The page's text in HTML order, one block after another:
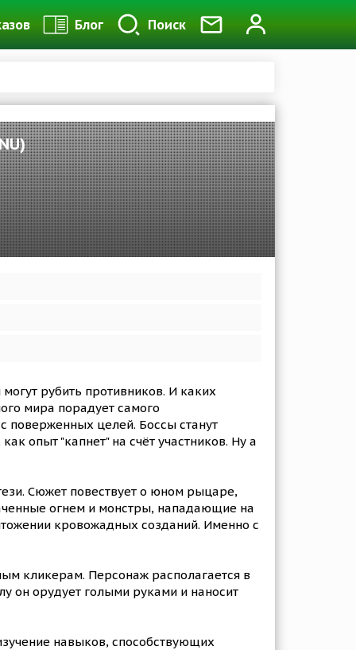
Блог Поиск
рубить противников. И каких
мира порадует самого
поверженных целей. Боссы станут
опыт "капнет" на счёт участников. Ну а
Сюжет повествует о юном рыцаре,
огнем и монстры, нападающие на
кровожадных созданий. Именно с
кликерам. Персонаж располагается в
он орудует голыми руками и наносит
навыков, способствующих